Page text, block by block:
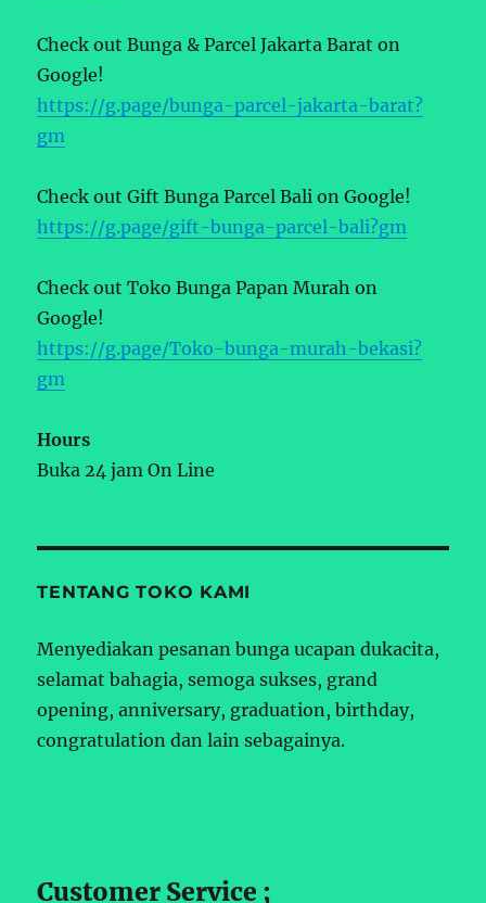
Check out Bunga & Parcel Jakarta Barat on
Google!
https://g.page/bunga-parcel-jakarta-barat?
gm
Check out Gift Bunga Parcel Bali on Google!
https://g.page/gift-bunga-parcel-bali?gm
Check out Toko Bunga Papan Murah on
Google!
https://g.page/Toko-bunga-murah-bekasi?
gm
Hours
Buka 24 jam On Line
TENTANG TOKO KAMI
Menyediakan pesanan bunga ucapan dukacita,
selamat bahagia, semoga sukses, grand
opening, anniversary, graduation, birthday,
congratulation dan lain sebagainya.
Customer Service ;